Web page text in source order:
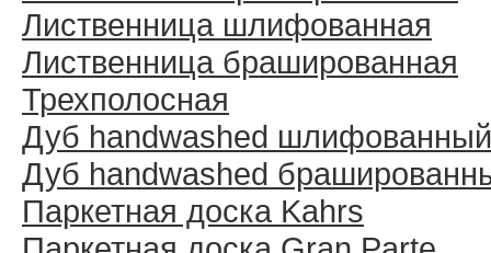
Лиственница шлифованная
Лиственница брашированная
Трехполосная
Дуб handwashed шлифованный
Дуб handwashed
Паркетная доска Kahrs